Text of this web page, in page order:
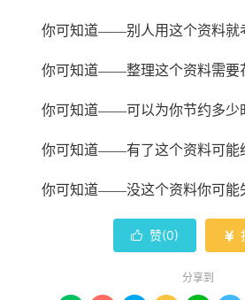
你可知道——别人用这个资料就
你可知道——整理这个资料需要
你可知道——可以为你节约多少
你可知道——有了这个资料可能
你可知道——没这个资料你可能
 赞(0) 
分享到